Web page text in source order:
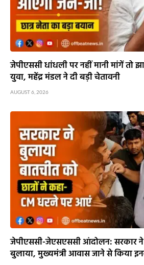
जेपीएससी धांधली पर नहीं मानी मांगें तो
युवा, महेंद्र मंडल ने दी बड़ी चेतावनी
AUGUST 6, 2026
जेपीएससी-जेएसएससी आंदोलन: सरकार ने
बुलाया, मुख्यमंत्री आवास जाने से किया